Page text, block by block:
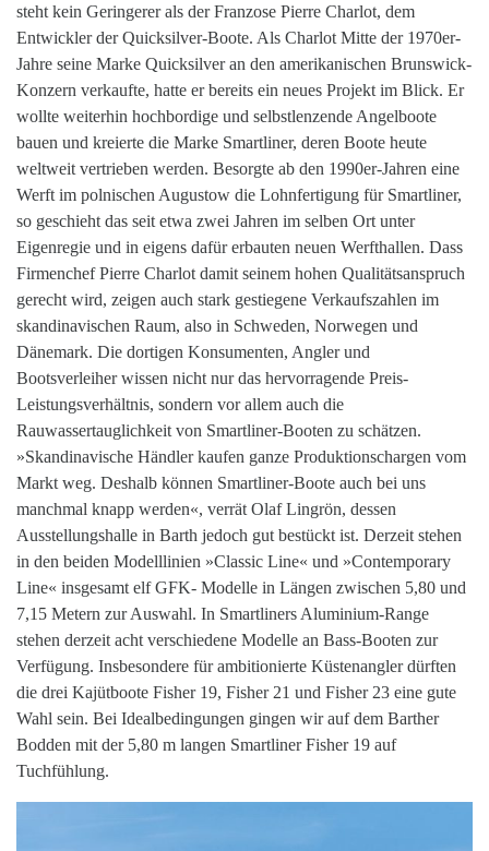
steht kein Geringerer als der Franzose Pierre Charlot, dem
Entwickler der Quicksilver-Boote. Als Charlot Mitte der 1970er-
Jahre seine Marke Quicksilver an den amerikanischen Brunswick-
Konzern verkaufte, hatte er bereits ein neues Projekt im Blick. Er
wollte weiterhin hochbordige und selbstlenzende Angelboote
bauen und kreierte die Marke Smartliner, deren Boote heute
weltweit vertrieben werden. Besorgte ab den 1990er-Jahren eine
Werft im polnischen Augustow die Lohnfertigung für Smartliner,
so geschieht das seit etwa zwei Jahren im selben Ort unter
Eigenregie und in eigens dafür erbauten neuen Werfthallen. Dass
Firmenchef Pierre Charlot damit seinem hohen Qualitätsanspruch
gerecht wird, zeigen auch stark gestiegene Verkaufszahlen im
skandinavischen Raum, also in Schweden, Norwegen und
Dänemark. Die dortigen Konsumenten, Angler und
Bootsverleiher wissen nicht nur das hervorragende Preis-
Leistungsverhältnis, sondern vor allem auch die
Rauwassertauglichkeit von Smartliner-Booten zu schätzen.
»Skandinavische Händler kaufen ganze Produktionschargen vom
Markt weg. Deshalb können Smartliner-Boote auch bei uns
manchmal knapp werden«, verrät Olaf Lingrön, dessen
Ausstellungshalle in Barth jedoch gut bestückt ist. Derzeit stehen
in den beiden Modelllinien »Classic Line« und »Contemporary
Line« insgesamt elf GFK- Modelle in Längen zwischen 5,80 und
7,15 Metern zur Auswahl. In Smartliners Aluminium-Range
stehen derzeit acht verschiedene Modelle an Bass-Booten zur
Verfügung. Insbesondere für ambitionierte Küstenangler dürften
die drei Kajütboote Fisher 19, Fisher 21 und Fisher 23 eine gute
Wahl sein. Bei Idealbedingungen gingen wir auf dem Barther
Bodden mit der 5,80 m langen Smartliner Fisher 19 auf
Tuchfühlung.